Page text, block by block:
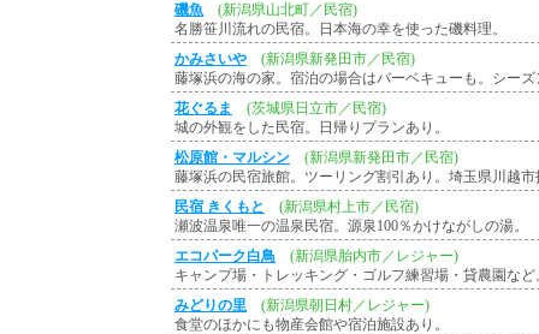
磯魚
(新潟県山北町／民宿)
名勝笹川流れの民宿。日本海の幸を使った磯料理。
かみさいや
(新潟県新発田市／民宿)
藤塚浜の海の家。宿泊の場合はバーベキューも。シー
花ぐるま
(茨城県日立市／民宿)
城の外観をした民宿。日帰りプランあり。
松原館・マルシン
(新潟県新発田市／民宿)
藤塚浜の民宿旅館。ツーリング割引あり。埼玉県川越
民宿 きくもと
(新潟県村上市／民宿)
瀬波温泉唯一の温泉民宿。源泉100％かけながしの湯。
エコパーク白鳥
(新潟県胎内市／レジャー)
キャンプ場・トレッキング・ゴルフ練習場・貸農園など
みどりの里
(新潟県朝日村／レジャー)
食堂のほかにも物産会館や宿泊施設あり。